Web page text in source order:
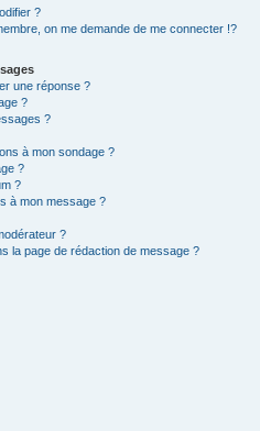
?
on me demande de me connecter !?
une réponse ?
?
?
à mon sondage ?
?
?
à mon message ?
?
la page de rédaction de message ?